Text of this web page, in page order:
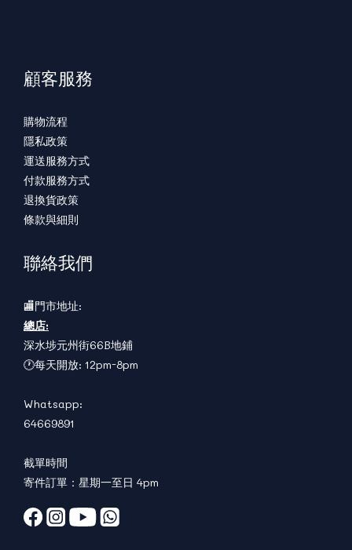
顧客服務
購物流程
隱私政策
運送服務方式
付款服務方式
退換貨政策
條款與細則
聯絡我們
🏬門市地址:
總店:
深水埗元州街66B地鋪
🕐每天開放: 12pm-8pm
Whatsapp:
64669891
截單時間
寄件訂單：星期一至日 4pm